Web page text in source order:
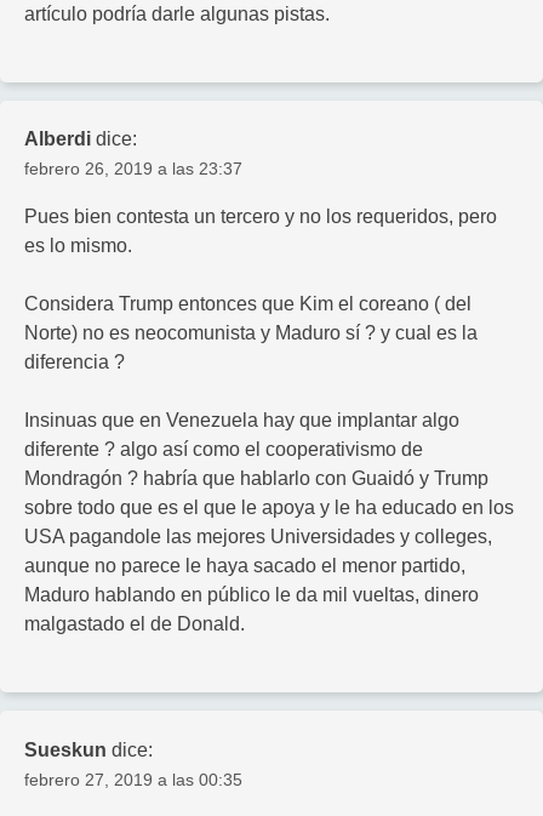
artículo podría darle algunas pistas.
Alberdi dice:
febrero 26, 2019 a las 23:37
Pues bien contesta un tercero y no los requeridos, pero
es lo mismo.
Considera Trump entonces que Kim el coreano ( del
Norte) no es neocomunista y Maduro sí ? y cual es la
diferencia ?
Insinuas que en Venezuela hay que implantar algo
diferente ? algo así como el cooperativismo de
Mondragón ? habría que hablarlo con Guaidó y Trump
sobre todo que es el que le apoya y le ha educado en los
USA pagandole las mejores Universidades y colleges,
aunque no parece le haya sacado el menor partido,
Maduro hablando en público le da mil vueltas, dinero
malgastado el de Donald.
Sueskun dice:
febrero 27, 2019 a las 00:35